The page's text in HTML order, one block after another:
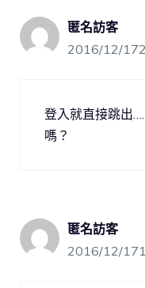
匿名訪客
2016/12/
登入就直接跳出
嗎？
匿名訪客
2016/12/